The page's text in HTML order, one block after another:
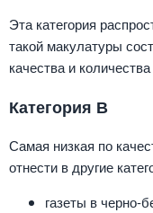
Эта категория
такой макулатуры
качества и
Категория В
Самая низкая по
отнести в другие
газеты в черно-